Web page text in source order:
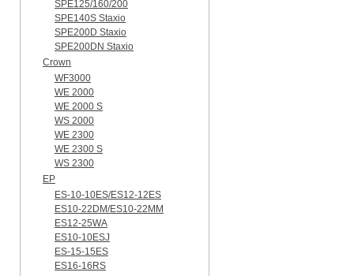
SPE125/160/200
SPE140S Staxio
SPE200D Staxio
SPE200DN Staxio
Crown
WF3000
WE 2000
WE 2000 S
WS 2000
WE 2300
WE 2300 S
WS 2300
EP
ES-10-10ES/ES12-12ES
ES10-22DM/ES10-22MM
ES12-25WA
ES10-10ESJ
ES-15-15ES
ES16-16RS